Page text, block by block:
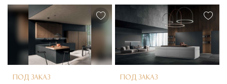
модерн
Подробнее
Запросить цену
Подробнее
Запросить цену
ПОД ЗАКАЗ ПОД ЗАКАЗ